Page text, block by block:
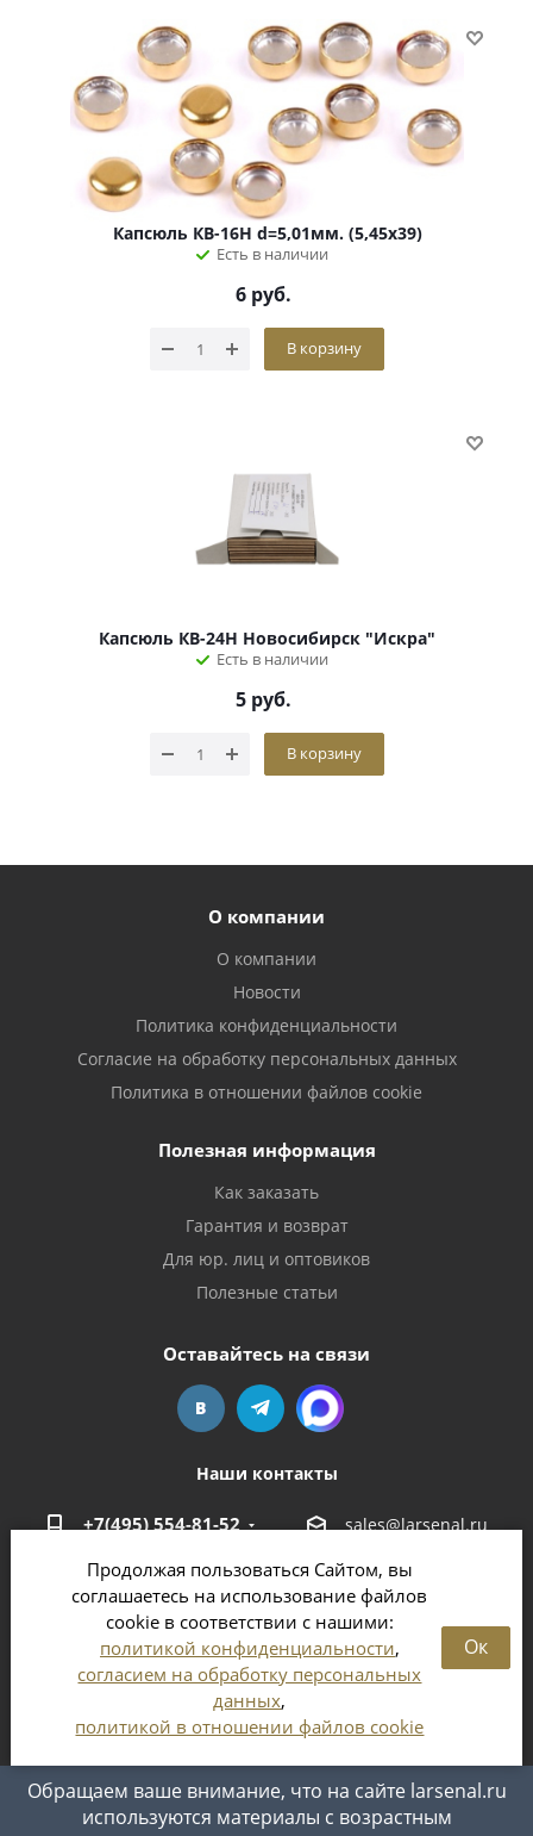
Продолжая пользоваться Сайтом, вы
соглашаетесь на использование файлов
cookie в соответствии с нашими:
политикой конфиденциальности,
согласием на обработку персональных
данных,
политикой в отношении файлов cookie
Ок
Обращаем ваше внимание, что на сайте larsenal.ru
используются материалы с возрастным
Капсюль КВ-16Н d=5,01мм. (5,45х39)
Есть в наличии
6руб.
В корзину
Капсюль КВ-24Н Новосибирск "Искра"
Есть в наличии
5руб.
В корзину
О компании
О компании
Новости
Политика конфиденциальности
Согласие на обработку персональных данных
Политика в отношении файлов cookie
Полезная информация
Как заказать
Гарантия и возврат
Для юр. лиц и оптовиков
Полезные статьи
Оставайтесь на связи
Наши контакты
+7(495) 554-81-52 sales@larsenal.ru
Московская область,
г. Люберцы,
ул. Хлебозаводская, 8 Б